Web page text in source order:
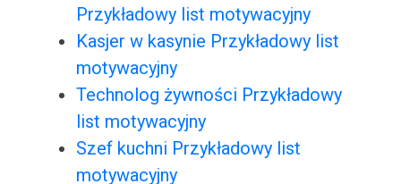
Przykładowy list motywacyjny
Kasjer w kasynie Przykładowy list
motywacyjny
Technolog żywności Przykładowy
list motywacyjny
Szef kuchni Przykładowy list
motywacyjny